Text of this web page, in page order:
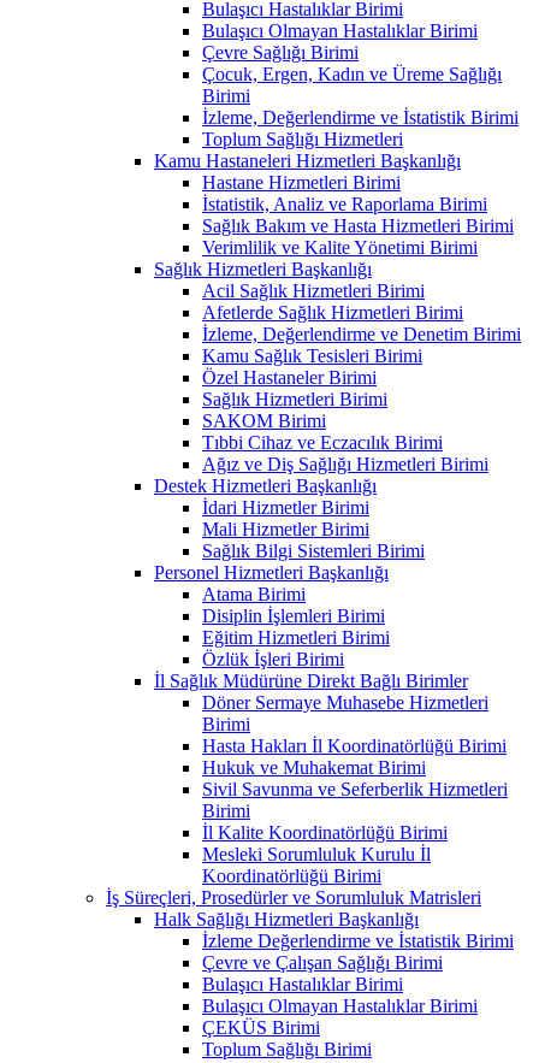
Bulaşıcı Hastalıklar Birimi
Bulaşıcı Olmayan Hastalıklar Birimi
Çevre Sağlığı Birimi
Çocuk, Ergen, Kadın ve Üreme Sağlığı
Birimi
İzleme, Değerlendirme ve İstatistik Birimi
Toplum Sağlığı Hizmetleri
Kamu Hastaneleri Hizmetleri Başkanlığı
Hastane Hizmetleri Birimi
İstatistik, Analiz ve Raporlama Birimi
Sağlık Bakım ve Hasta Hizmetleri Birimi
Verimlilik ve Kalite Yönetimi Birimi
Sağlık Hizmetleri Başkanlığı
Acil Sağlık Hizmetleri Birimi
Afetlerde Sağlık Hizmetleri Birimi
İzleme, Değerlendirme ve Denetim Birimi
Kamu Sağlık Tesisleri Birimi
Özel Hastaneler Birimi
Sağlık Hizmetleri Birimi
SAKOM Birimi
Tıbbi Cihaz ve Eczacılık Birimi
Ağız ve Diş Sağlığı Hizmetleri Birimi
Destek Hizmetleri Başkanlığı
İdari Hizmetler Birimi
Mali Hizmetler Birimi
Sağlık Bilgi Sistemleri Birimi
Personel Hizmetleri Başkanlığı
Atama Birimi
Disiplin İşlemleri Birimi
Eğitim Hizmetleri Birimi
Özlük İşleri Birimi
İl Sağlık Müdürüne Direkt Bağlı Birimler
Döner Sermaye Muhasebe Hizmetleri
Birimi
Hasta Hakları İl Koordinatörlüğü Birimi
Hukuk ve Muhakemat Birimi
Sivil Savunma ve Seferberlik Hizmetleri
Birimi
İl Kalite Koordinatörlüğü Birimi
Mesleki Sorumluluk Kurulu İl
Koordinatörlüğü Birimi
İş Süreçleri, Prosedürler ve Sorumluluk Matrisleri
Halk Sağlığı Hizmetleri Başkanlığı
İzleme Değerlendirme ve İstatistik Birimi
Çevre ve Çalışan Sağlığı Birimi
Bulaşıcı Hastalıklar Birimi
Bulaşıcı Olmayan Hastalıklar Birimi
ÇEKÜS Birimi
Toplum Sağlığı Birimi